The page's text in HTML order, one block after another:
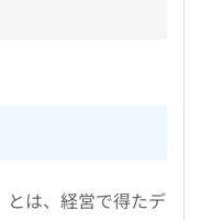
は、経営で得たデ